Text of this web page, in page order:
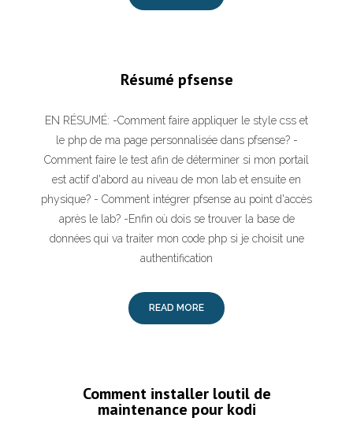
Résumé pfsense
EN RÉSUMÉ: -Comment faire appliquer le style css et
le php de ma page personnalisée dans pfsense? -
Comment faire le test afin de déterminer si mon portail
est actif d'abord au niveau de mon lab et ensuite en
physique? - Comment intégrer pfsense au point d'accès
après le lab? -Enfin où dois se trouver la base de
données qui va traiter mon code php si je choisit une
authentification
READ MORE
Comment installer loutil de
maintenance pour kodi